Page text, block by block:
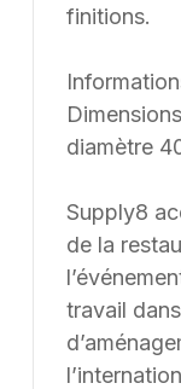
finitions.
diamètre
Supply8
de la
travail